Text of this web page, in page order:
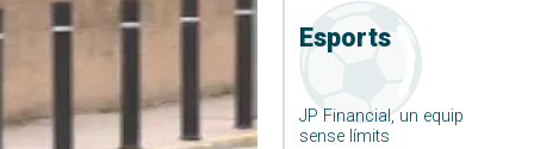
Esports
JP Financial, un equip
sense límits